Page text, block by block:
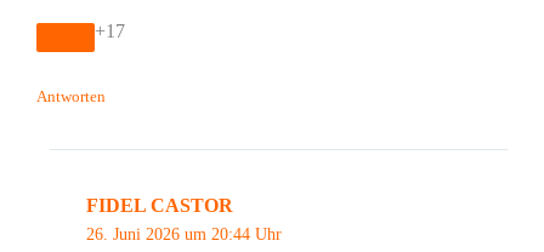
+17
Antworten
FIDEL CASTOR
26. Juni 2026 um 20:44 Uhr